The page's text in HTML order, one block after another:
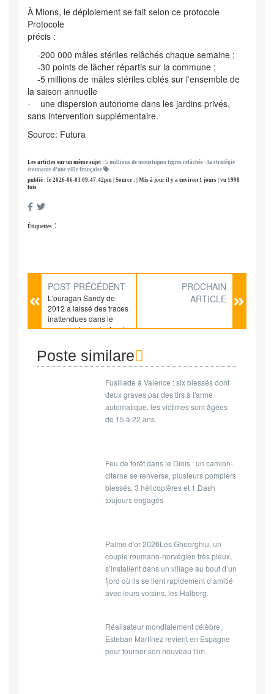
À Mions, le déploiement se fait selon ce protocole
Protocole
précis :
-200 000 mâles stériles relâchés chaque semaine ;
-30 points de lâcher répartis sur la commune ;
-5 millions de mâles stériles ciblés sur l'ensemble de
la saison annuelle
- une dispersion autonome dans les jardins privés,
sans intervention supplémentaire.
Source: Futura
Les articles sur un même sujet : 5 millions de moustiques tigres relâchés : la stratégie
étonnante d’une ville française
publié : le 2026-06-03 09:47:42pm | Source : | Mis à jour il y a environ 1 jours | vu 1998
fois
Étiquettes :
POST PRÉCÉDENT
L'ouragan Sandy de
2012 a laissé des traces
inattendues dans le
cerveau des enfants nés
PROCHAIN
ARTICLE
Poste similare
Fusillade à Valence : six blessés dont
deux graves par des tirs à l'arme
automatique, les victimes sont âgées
de 15 à 22 ans
Feu de forêt dans le Diois : un camion-
citerne se renverse, plusieurs pompiers
blessés, 3 hélicoptères et 1 Dash
toujours engagés
Palme d'or 2026Les Gheorghiu, un
couple roumano-norvégien très pieux,
s’installent dans un village au bout d’un
fjord où ils se lient rapidement d’amitié
avec leurs voisins, les Halberg.
Réalisateur mondialement célèbre,
Esteban Martínez revient en Espagne
pour tourner son nouveau film.